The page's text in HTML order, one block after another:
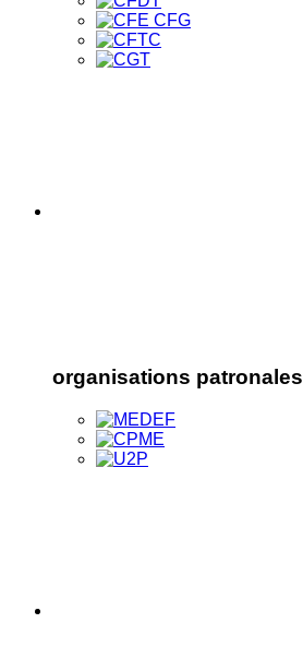
organisations patronales